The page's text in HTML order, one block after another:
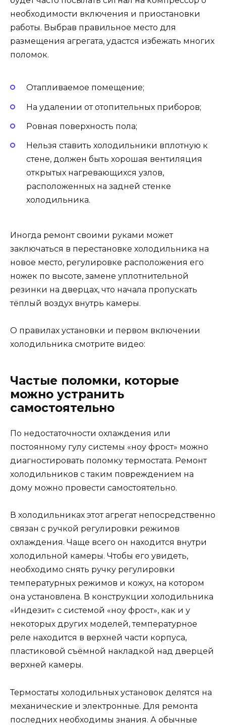
необходимости включения и приостановки
работы. Выбрав правильное место для
размещения агрегата, удастся избежать многих
поломок.
Отапливаемое помещение;
На удалении от отопительных приборов;
Ровная поверхность пола;
Нельзя ставить холодильники вплотную к
стене, должен быть хорошая вентиляция
открытых нагревающихся узлов,
расположенных на задней стенке
холодильника.
Иногда ремонт своими руками может
заключаться в перестановке холодильника на
новое место, регулировке расположения его
ножек по высоте, замене уплотнительной
резинки на дверцах, что начала пропускать
тёплый воздух внутрь камеры.
О правилах установки и первом включении
холодильника смотрите видео:
Частые поломки, которые
можно устранить
самостоятельно
По недостаточности охлаждения или
постоянному гулу системы «ноу фрост» можно
диагностировать поломку термостата. Ремонт
холодильников с таким повреждением на
дому можно провести самостоятельно.
В холодильниках этот агрегат непосредственно
связан с ручкой регулировки режимов
охлаждения. Чаще всего он находится внутри
холодильной камеры. Чтобы его увидеть,
необходимо снять ручку регулировки
температурных режимов и кожух, на котором
она установлена. В конструкции холодильника
«Индезит» с системой «ноу фрост», как и у
некоторых других моделей, температурное
реле находится в верхней части корпуса,
пластиковой съёмной накладкой над дверцей
верхней камеры.
Термостаты холодильных установок делятся на
механические и электронные. Для ремонта
последних необходимы знания. А обычные